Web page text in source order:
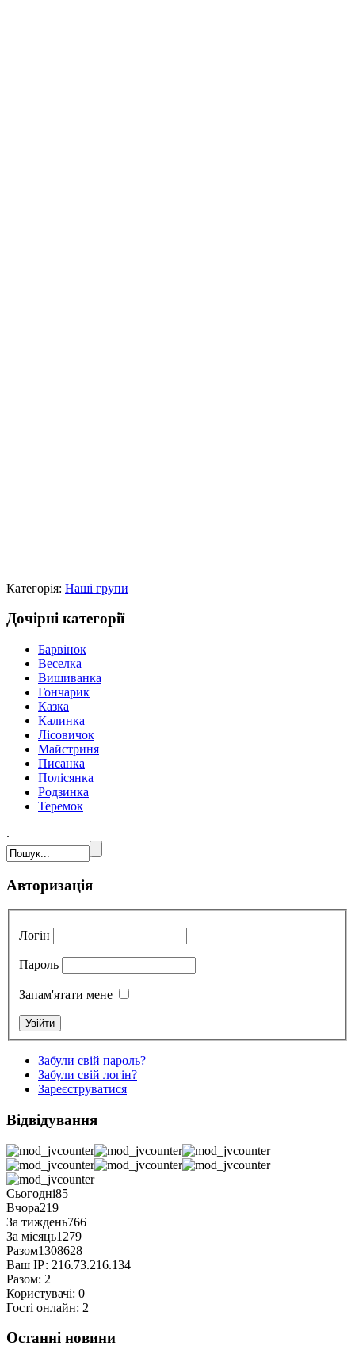
Категорія: Наші групи
Дочірні категорії
Барвінок
Веселка
Вишиванка
Гончарик
Казка
Калинка
Лісовичок
Майстриня
Писанка
Полісянка
Родзинка
Теремок
.
Авторизація
Логін
Пароль
Запам'ятати мене
Забули свій пароль?
Забули свій логін?
Зареєструватися
Відвідування
Сьогодні85
Вчора219
За тиждень766
За місяць1279
Разом1308628
Ваш ІР: 216.73.216.134
Разом: 2
Користувачі: 0
Гості онлайн: 2
Останні новини